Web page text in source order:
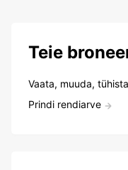
Teie
Vaata, muuda, tühista
Prindi rendiarve